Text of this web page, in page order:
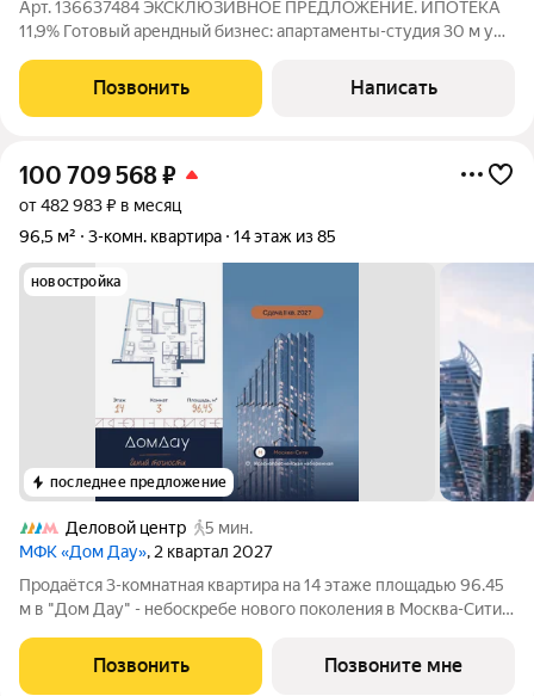
Арт. 136637484 ЭКСКЛЮЗИВНОЕ ПРЕДЛОЖЕНИЕ. ИПОТЕКА
11,9% Готовый арендный бизнес: апартаменты-студия 30 м у
в месяц. Кратко об объекте Современные полностью
укомплектованные апартаменты с
Позвонить Написать
100 709 568₽
от 482 983 ₽ в месяц
96,5 м²
3-комн. квартира 14 этаж из 85
новостройка
последнее предложение
Деловой центр
5 мин.
МФК «Дом Дау», 2 квартал 2027
Прoдаётся 3-кoмнaтнaя квартира на 14 этаже площадью 96.45
м в "Дом Дау" - небоскребе нового поколения в Москва-Сити.
нeбocкpeб, рacпoложeнный в самoм сердце делoвoй столицы
Pоccии. Это больше, чeм
Позвонить Позвоните мне